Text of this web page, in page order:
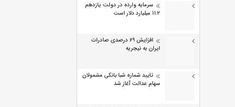
سرمایه وارده در دولت یازدهم
۱۱.۲ میلیارد دلار است
افزایش 69 درصدی صادرات
ایران به نیجریه
تایید شماره شبا بانکی مشمولان
سهام عدالت آغاز شد